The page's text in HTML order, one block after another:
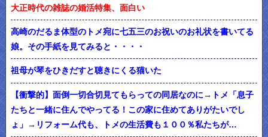
大正時代の雑誌の婚活特集、面白い
高崎のだるま体型のトメ宛に七五三のお祝いのお礼状を書いてる
娘。その手紙を見てみると・・・・
祖母が琴をひきだすと聴きにくる猫いた
【衝撃的】面倒一切合切見てもらっての同居なのに→トメ「息子
たちと一緒に住んでやってる！この家に住めてありがたいでし
ょ」→リフォーム代も、トメの生活費も１００％私たちが…